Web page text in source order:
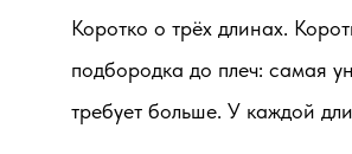
Коротко о трёх длинах.
подбородка до плеч: самая
требует больше. У каждой